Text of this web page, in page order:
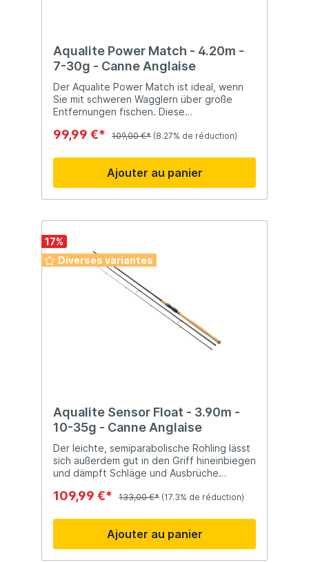
Aqualite Power Match - 4.20m -
7-30g - Canne Anglaise
Der Aqualite Power Match ist ideal, wenn
Sie mit schweren Wagglern über große
Entfernungen fischen. Diese
außerdem genügend Rückgrat, um selbst
fangen.
99,99 €* 109,00 €* (8.27% de réduction)
Ajouter au panier
17%
Diverses variantes
Aqualite Sensor Float - 3.90m -
10-35g - Canne Anglaise
Der leichte, semiparabolische Rohling lässt
sich außerdem gut in den Griff hineinbiegen
und dämpft Schläge und Ausbrüche
semiparabolische Aktion und Wurfleistung.
109,99 €* 133,00 €* (17.3% de réduction)
Ajouter au panier